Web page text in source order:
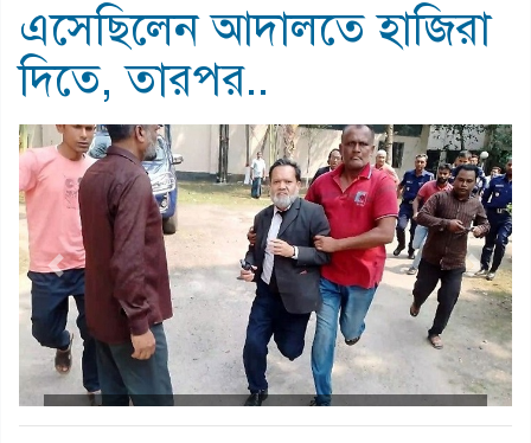
এসেছিলেন আদালতে হাজিরা
দিতে, তারপর..